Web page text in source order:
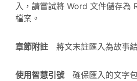
入，請嘗試將 Word 文件儲存為
檔案。
章節附註 將文末註匯入為故事
使用智慧引號
確保匯入的文字